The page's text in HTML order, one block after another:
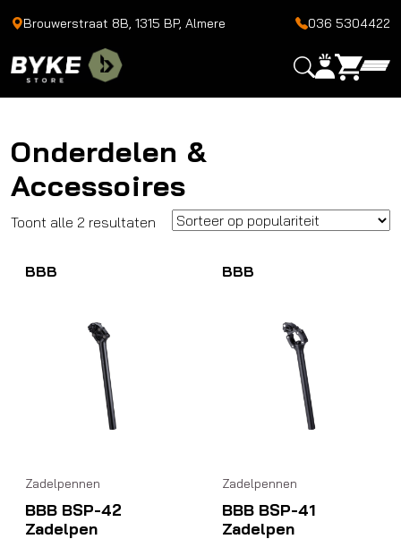
Brouwerstraat 8B, 1315 BP, Almere 036 5304422
Onderdelen &
Accessoires
Toont alle 2 resultaten Gesorteerd
populariteit
BBB
Zadelpennen
BBB BSP-42
Zadelpen
BBB
Zadelpennen
BBB BSP-41
Zadelpen